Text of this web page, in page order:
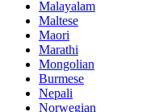
Malayalam
Maltese
Maori
Marathi
Mongolian
Burmese
Nepali
Norwegian